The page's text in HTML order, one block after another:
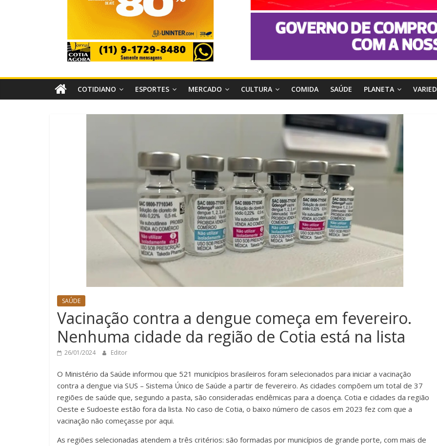
COTIDIANO ESPORTES MERCADO CULTURA COMIDA SAÚDE PLANETA
SAÚDE
Vacinação contra a dengue começa em fevereiro.
Nenhuma cidade da região de Cotia está na lista
26/01/2024 Editor
O Ministério da Saúde informou que 521 municípios brasileiros foram selecionados para iniciar a vacinação
contra a dengue via SUS – Sistema Único de Saúde a partir de fevereiro. As cidades compõem um total de 37
regiões de saúde que, segundo a pasta, são consideradas endêmicas para a doença. Cotia e cidades da região
Oeste e Sudoeste estão fora da lista. No caso de Cotia, o baixo número de casos em 2023 fez com que a
vacinação não começasse por aqui.
As regiões selecionadas atendem a três critérios: são formadas por municípios de grande porte, com mais de